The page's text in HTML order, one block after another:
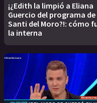
¡¿Edith la limpió a Eliana
Guercio del programa de
Santi del Moro?!: cómo
la interna